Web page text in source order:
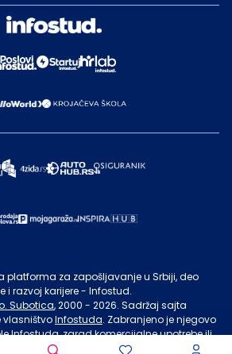
platforma za zapošljavanje u Srbiji, deo
i razvoj karijere - Infostud.
Subotica, 2000 - 2026. Sadržaj sajta
vlasništvoInfostuda. Zabranjeno je njegovo
Infostuda, zarad komercijalne upotrebe ili
potrebe posetilaca sajta.